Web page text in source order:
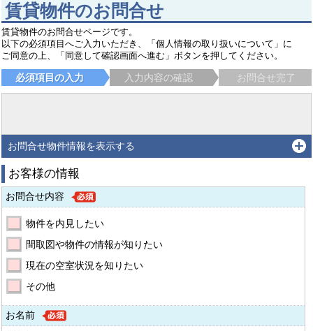
賃貸物件のお問合せ
賃貸物件のお問合せページです。
以下の必須項目へご入力いただき、「個人情報の取り扱いについて」に
ご同意の上、「同意して確認画面へ進む」ボタンを押してください。
必須項目の入力 入力内容の確認 お問合せ完了
お問合せ物件情報を表示する
お客様の情報
お問合せ内容
物件を内見したい
間取図や物件の情報が知りたい
現在の空室状況を知りたい
その他
お名前